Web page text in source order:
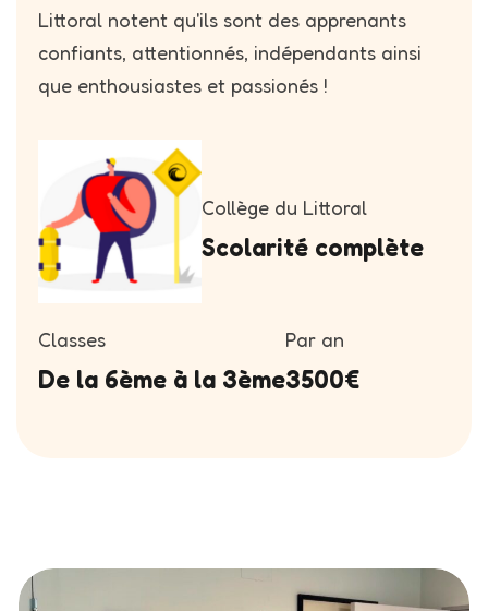
Littoral notent qu'ils sont des apprenants
confiants, attentionnés, indépendants ainsi
que enthousiastes et passionés !
Collège du Littoral
Scolarité complète
Classes
De la 6ème à la 3ème
Par an
3500€